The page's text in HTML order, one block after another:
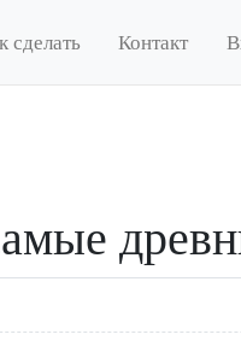
сделать Контакт